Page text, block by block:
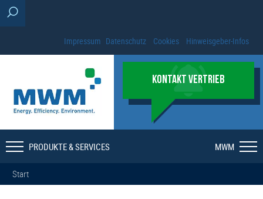
Impressum Datenschutz Cookies Hinweisgeber-Infos
KONTAKT VERTRIEB
PRODUKTE & SERVICES MWM
Start